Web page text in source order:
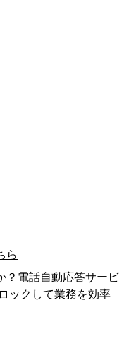
ら
？電話自動応答サービ
ックして業務を効率